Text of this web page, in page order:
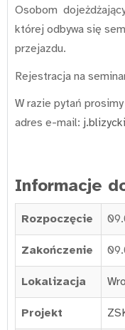
Osobom
której odbywa się
przejazdu.
Rejestracja na
W razie pytań
adres e-mail:
Informacje
Rozpoczęcie
Zakończenie
Lokalizacja
Projekt